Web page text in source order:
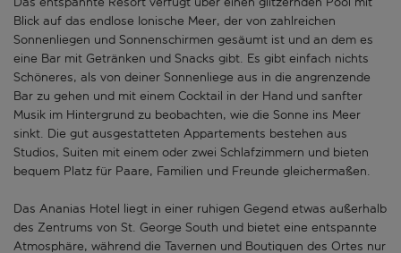
Blick auf das endlose Ionische Meer, der von zahlreichen
Sonnenliegen und Sonnenschirmen gesäumt ist und an dem es
eine Bar mit Getränken und Snacks gibt. Es gibt einfach nichts
Schöneres, als von deiner Sonnenliege aus in die angrenzende
Bar zu gehen und mit einem Cocktail in der Hand und sanfter
Musik im Hintergrund zu beobachten, wie die Sonne ins Meer
sinkt. Die gut ausgestatteten Appartements bestehen aus
Studios, Suiten mit einem oder zwei Schlafzimmern und bieten
bequem Platz für Paare, Familien und Freunde gleichermaßen.
Das Ananias Hotel liegt in einer ruhigen Gegend etwas außerhalb
des Zentrums von St. George South und bietet eine entspannte
Atmosphäre, während die Tavernen und Boutiquen des Ortes nur